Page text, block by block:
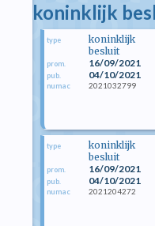
koninklijk
type
koninklijk
besluit
prom. 16/09/2021
pub. 04/10/2021
numac 2021032799
type
koninklijk
besluit
prom. 16/09/2021
pub. 04/10/2021
numac 2021204272